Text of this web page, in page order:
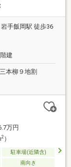
岩手飯岡駅 徒歩36
建
本柳９地割
万円
2）
駐車場(近隣含)
南向き